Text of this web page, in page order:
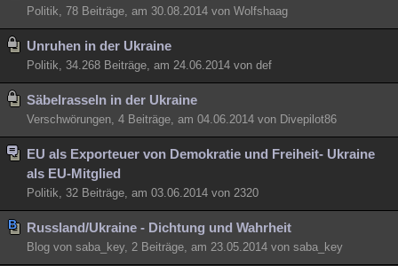
Politik, 78 Beiträge, am 30.08.2014 von Wolfshaag
Unruhen in der Ukraine
Politik, 34.268 Beiträge, am 24.06.2014 von def
Säbelrasseln in der Ukraine
Verschwörungen, 4 Beiträge, am 04.06.2014 von Divepilot86
EU als Exporteuer von Demokratie und Freiheit- Ukraine
als EU-Mitglied
Politik, 32 Beiträge, am 03.06.2014 von 2320
Russland/Ukraine - Dichtung und Wahrheit
Blog von saba_key, 2 Beiträge, am 23.05.2014 von saba_key